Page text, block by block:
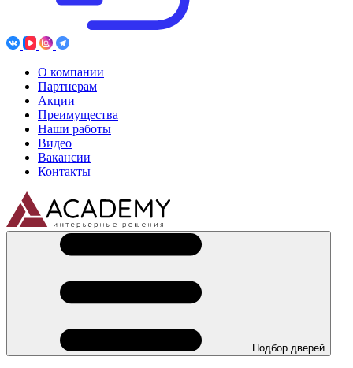
О компании
Партнерам
Акции
Преимущества
Наши работы
Видео
Вакансии
Контакты
Подбор дверей